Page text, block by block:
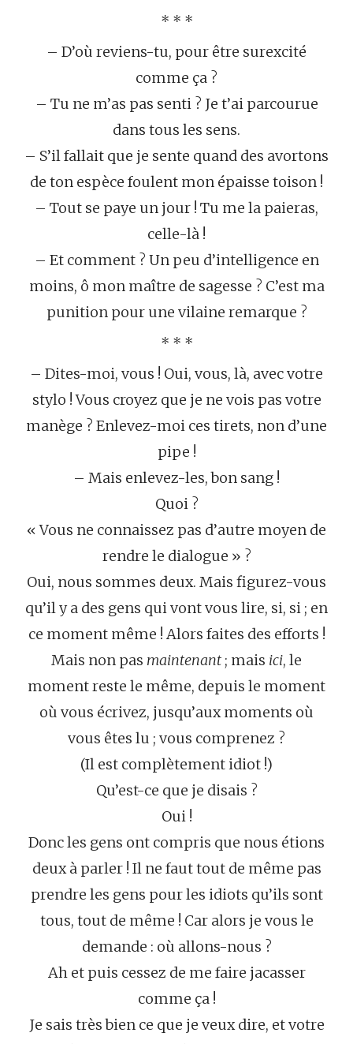
* * *
– D’où reviens-tu, pour être surexcité
comme ça ?
– Tu ne m’as pas senti ? Je t’ai parcourue
dans tous les sens.
– S’il fallait que je sente quand des avortons
de ton espèce foulent mon épaisse toison !
– Tout se paye un jour ! Tu me la paieras,
celle-là !
– Et comment ? Un peu d’intelligence en
moins, ô mon maître de sagesse ? C’est ma
punition pour une vilaine remarque ?
* * *
– Dites-moi, vous ! Oui, vous, là, avec votre
stylo ! Vous croyez que je ne vois pas votre
manège ? Enlevez-moi ces tirets, non d’une
pipe !
– Mais enlevez-les, bon sang !
Quoi ?
« Vous ne connaissez pas d’autre moyen de
rendre le dialogue » ?
Oui, nous sommes deux. Mais figurez-vous
qu’il y a des gens qui vont vous lire, si, si ; en
ce moment même ! Alors faites des efforts !
Mais non pas maintenant ; mais ici, le
moment reste le même, depuis le moment
où vous écrivez, jusqu’aux moments où
vous êtes lu ; vous comprenez ?
(Il est complètement idiot !)
Qu’est-ce que je disais ?
Oui !
Donc les gens ont compris que nous étions
deux à parler ! Il ne faut tout de même pas
prendre les gens pour les idiots qu’ils sont
tous, tout de même ! Car alors je vous le
demande : où allons-nous ?
Ah et puis cessez de me faire jacasser
comme ça !
Je sais très bien ce que je veux dire, et votre